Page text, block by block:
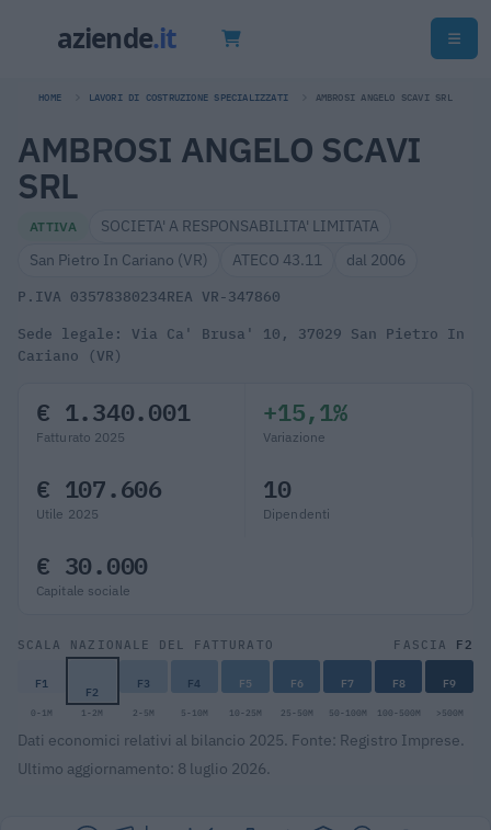
HOME LAVORI DI COSTRUZIONE SPECIALIZZATI AMBROSI ANGELO SCAVI SRL
AMBROSI ANGELO SCAVI
SRL
ATTIVA
SOCIETA' A RESPONSABILITA' LIMITATA
San Pietro In Cariano (VR)
ATECO 43.11 dal 2006
P.IVA 03578380234REA VR-347860
Sede legale: Via Ca' Brusa' 10, 37029 San Pietro In
Cariano (VR)
€ 1.340.001
Fatturato 2025
+15,1%
Variazione
€ 107.606
Utile 2025
10
Dipendenti
€ 30.000
Capitale sociale
SCALA NAZIONALE DEL FATTURATO FASCIA F2
F1 F2 F3 F4 F5 F6 F7 F8 F9
0-1M 1-2M 2-5M 5-10M 10-25M 25-50M 50-100M 100-500M >500M
Dati economici relativi al bilancio 2025. Fonte: Registro Imprese.
Ultimo aggiornamento: 8 luglio 2026.